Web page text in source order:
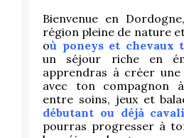
Bienvenue en
région pleine de nature
où poneys et chevaux
un séjour riche en
apprendras à créer
avec ton compagnon
entre soins, jeux et
débutant ou déjà
pourras progresser à